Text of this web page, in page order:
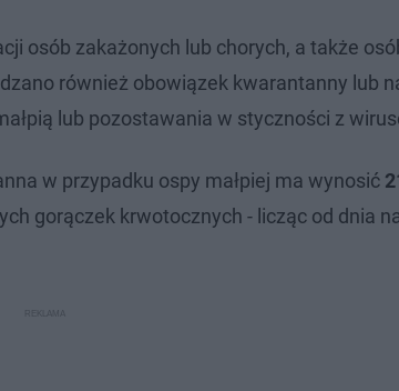
osób zakażonych lub chorych, a także
również obowiązek kwarantanny lub
lub pozostawania w styczności z
w przypadku ospy małpiej ma wynosić
gorączek krwotocznych - licząc od dnia